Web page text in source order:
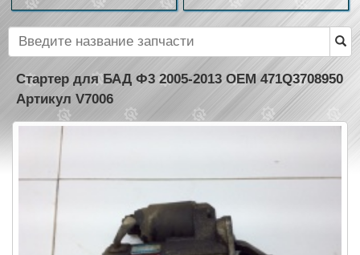
Стартер для БАД Ф3 2005-2013 OEM 471Q3708950
Артикул V7006